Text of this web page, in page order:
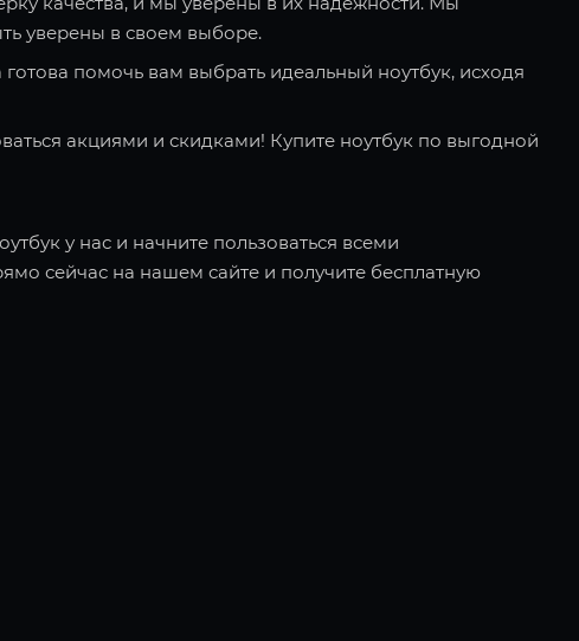
уверены в своем выборе.
помочь вам выбрать идеальный ноутбук, исходя
акциями и скидками! Купите ноутбук по выгодной
у нас и начните пользоваться всеми
сейчас на нашем сайте и получите бесплатную